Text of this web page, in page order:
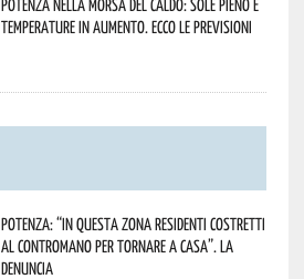
Potenza nella morsa del caldo: sole pieno e
temperature in aumento. Ecco le previsioni
Potenza: “In questa zona residenti costretti
al contromano per tornare a casa”. La
denuncia